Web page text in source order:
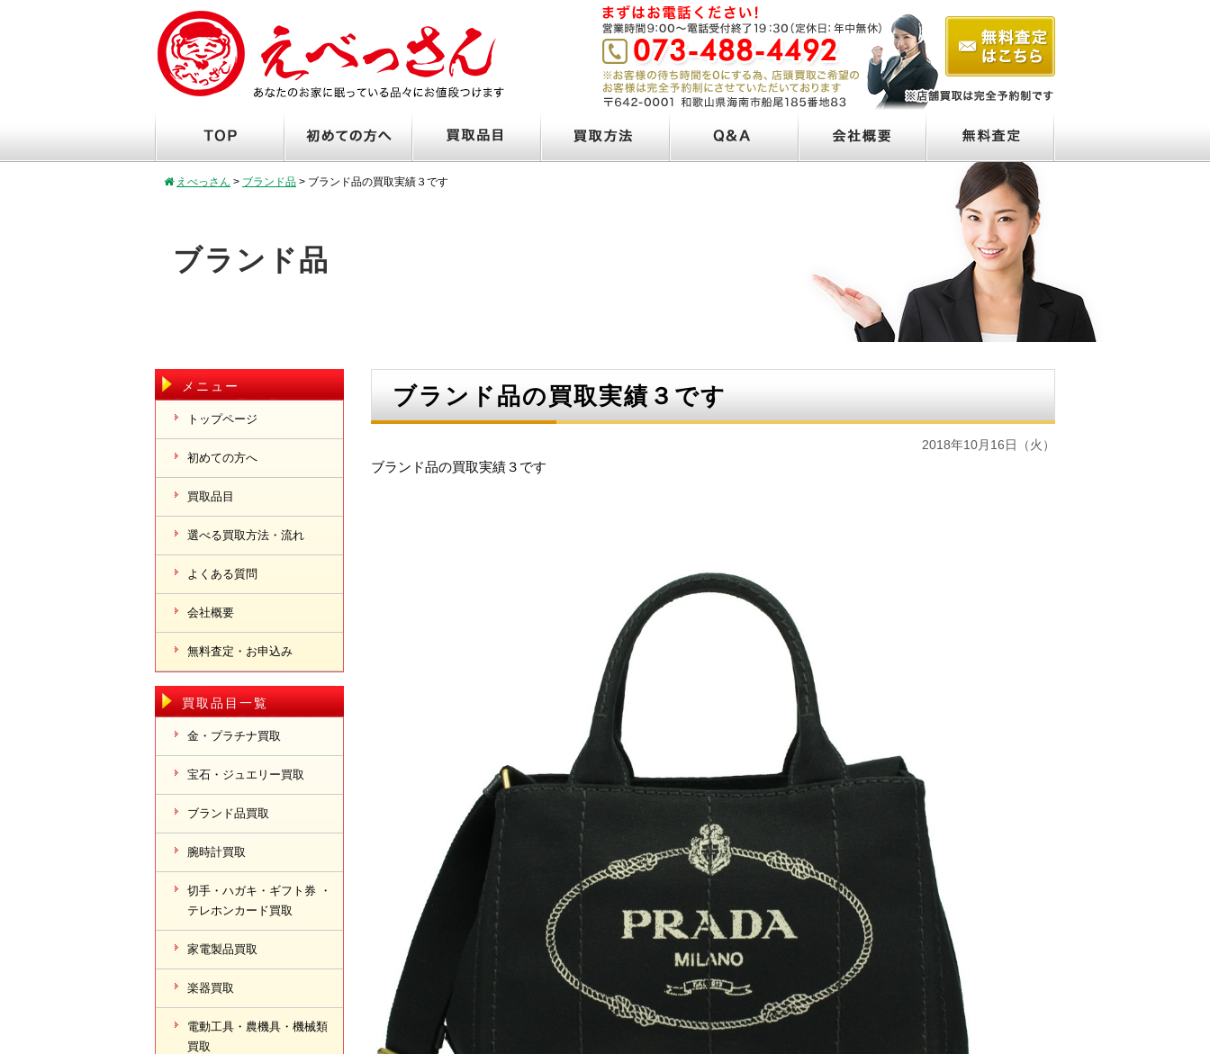
えべっさん > ブランド品 > ブランド品の買取実績３です
ブランド品
ブランド品の買取実績３です
2018年10月16日（火）
ブランド品の買取実績３です
メニュー
トップページ
初めての方へ
買取品目
選べる買取方法・流れ
よくある質問
会社概要
無料査定・お申込み
買取品目一覧
金・プラチナ買取
宝石・ジュエリー買取
ブランド品買取
腕時計買取
切手・ハガキ・ギフト券 ・
テレホンカード買取
家電製品買取
楽器買取
電動工具・農機具・機械類
買取